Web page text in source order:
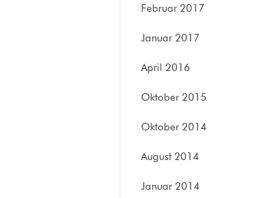
Februar 2017
Januar 2017
April 2016
Oktober 2015
Oktober 2014
August 2014
Januar 2014